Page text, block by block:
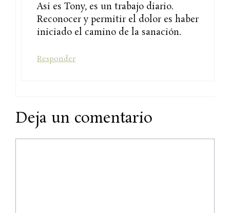
Asi es Tony, es un trabajo diario.
Reconocer y permitir el dolor es haber
iniciado el camino de la sanación.
Responder
Deja un comentario